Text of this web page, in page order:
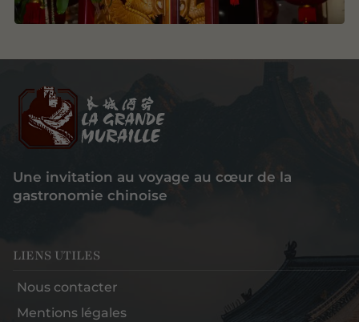
Une invitation au voyage au cœur de la
gastronomie chinoise
LIENS UTILES
Nous contacter
Mentions légales